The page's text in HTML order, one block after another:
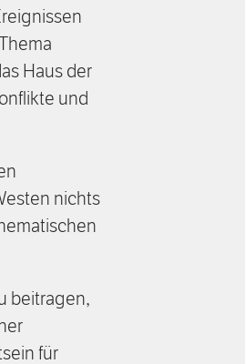
Haus der
und
nichts
beitragen,
für